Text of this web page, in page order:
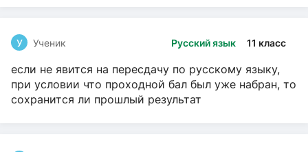
Русский язык 11 класс
У Ученик
если не явится на пересдачу по русскому языку,
при условии что проходной бал был уже набран, то
сохранится ли прошлый результат